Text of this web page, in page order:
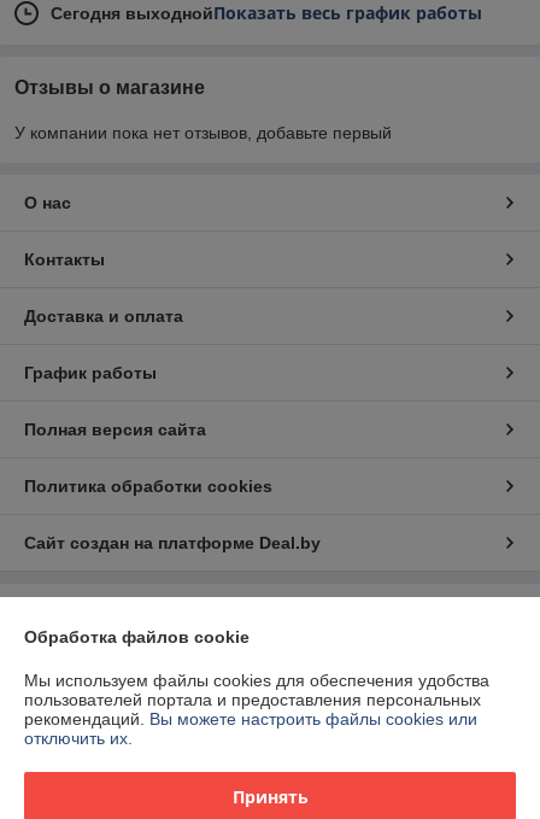
Сегодня выходнойПоказать весь график работы
Отзывы о магазине
У компании пока нет отзывов, добавьте первый
О нас
Контакты
Доставка и оплата
График работы
Полная версия сайта
Политика обработки cookies
Сайт создан на платформе Deal.by
220112, г. Минск, ул. Прушинских 31А, оф. 81
Регистрационный номер ЕГР: 192673377
Регистрационный орган: Минский горисполком
Обработка файлов cookie
Мы используем файлы cookies для обеспечения удобства
пользователей портала и предоставления персональных
рекомендаций. Вы можете настроить файлы cookies или
отключить их.
Принять